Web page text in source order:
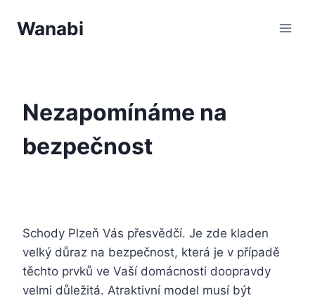
Wanabi
Nezapomínáme na
bezpečnost
Schody Plzeň Vás přesvědčí. Je zde kladen
velký důraz na bezpečnost, která je v případě
těchto prvků ve Vaší domácnosti doopravdy
velmi důležitá. Atraktivní model musí být